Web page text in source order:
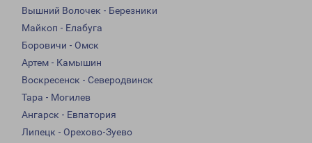
Вышний Волочек - Березники
Майкоп - Елабуга
Боровичи - Омск
Артем - Камышин
Воскресенск - Северодвинск
Тара - Могилев
Ангарск - Евпатория
Липецк - Орехово-Зуево